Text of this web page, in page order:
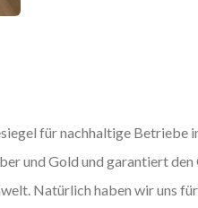
für nachhaltige Betriebe
und Gold und garantiert
Natürlich haben wir uns